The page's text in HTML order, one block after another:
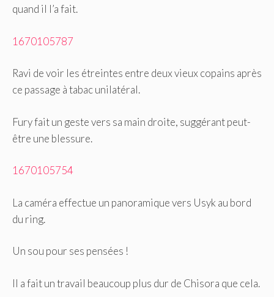
quand il l’a fait.
1670105787
Ravi de voir les étreintes entre deux vieux copains après
ce passage à tabac unilatéral.
Fury fait un geste vers sa main droite, suggérant peut-
être une blessure.
1670105754
La caméra effectue un panoramique vers Usyk au bord
du ring.
Un sou pour ses pensées !
Il a fait un travail beaucoup plus dur de Chisora ​​que cela.